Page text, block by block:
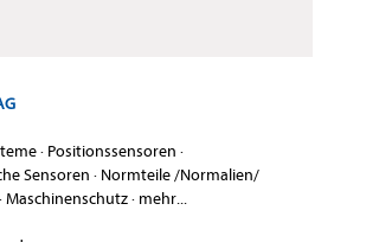
· Positionssensoren ·
Sensoren · Normteile /Normalien/
·Maschinenschutz· mehr...